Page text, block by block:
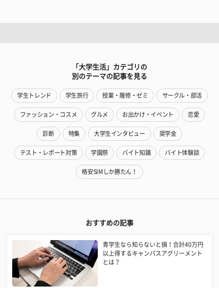
「大学生活」カテゴリの
別のテーマの記事を見る
学生トレンド 学生旅行 授業・履修・ゼミ サークル・部活
ファッション・コスメ グルメ お出かけ・イベント 恋愛
診断 特集 大学生インタビュー 奨学金
テスト・レポート対策 学園祭 バイト知識 バイト体験談
格安SIMしか勝たん！
おすすめの記事
青学生なら知らないと損！合計40万円
以上得するキャンパスアグリーメント
とは？